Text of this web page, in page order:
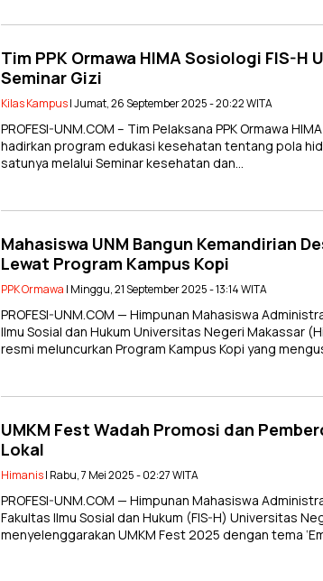
Tim PPK Ormawa HIMA Sosiologi FIS-H
Seminar Gizi
Kilas Kampus| Jumat, 26 September 2025 - 20:22 WITA
PROFESI-UNM.COM – Tim Pelaksana PPK Ormawa
hadirkan program edukasi kesehatan tentang pola
satunya melalui Seminar kesehatan dan…
Mahasiswa UNM Bangun Kemandirian
Lewat Program Kampus Kopi
PPK Ormawa | Minggu, 21 September 2025 - 13:14 WITA
PROFESI-UNM.COM — Himpunan Mahasiswa
Ilmu Sosial dan Hukum Universitas Negeri Makassar
resmi meluncurkan Program Kampus Kopi yang
UMKM Fest Wadah Promosi dan
Lokal
Himanis| Rabu, 7 Mei 2025 - 02:27 WITA
PROFESI-UNM.COM — Himpunan Mahasiswa
Fakultas Ilmu Sosial dan Hukum (FIS-H) Universitas
menyelenggarakan UMKM Fest 2025 dengan tema